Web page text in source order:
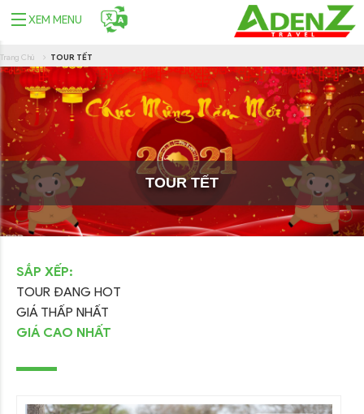
XEM MENU
Trang Chủ TOUR TẾT
TOUR TẾT
SẮP XẾP:
TOUR ĐANG HOT
GIÁ THẤP NHẤT
GIÁ CAO NHẤT